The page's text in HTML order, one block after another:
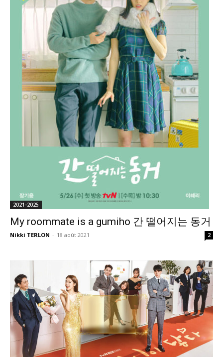
2021-2025
My roommate is a gumiho 간 떨어지는 동거
Nikki TERLON - 18 août 2021 2